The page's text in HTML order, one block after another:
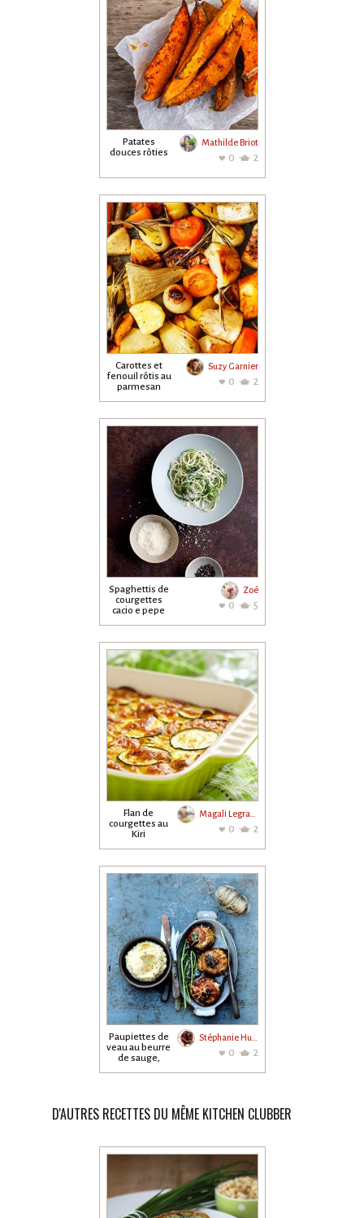
Patates
douces rôties
Mathilde Briot
0 2
Carottes et
fenouil rôtis au
parmesan
Suzy Garnier
0 2
Spaghettis de
courgettes
cacio e pepe
Zoé
0 5
Flan de
courgettes au
Kiri
Magali Legrand
0 2
Paupiettes de
veau au beurre
de sauge,
Stéphanie Hurrier
0 2
D'AUTRES RECETTES DU MÊME KITCHEN CLUBBER